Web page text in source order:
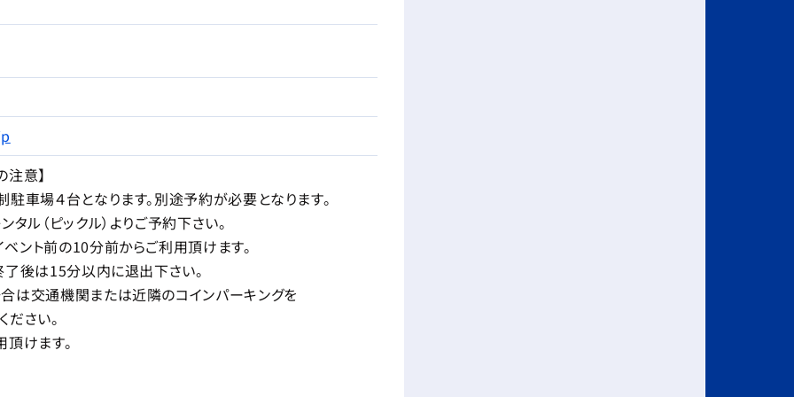
意】
４台となります。別途予約が必要となります。
（ピックル）よりご予約下さい。
前の10分前からご利用頂けます。
は15分以内に退出下さい。
通機関または近隣のコインパーキングを
さい。
ます。